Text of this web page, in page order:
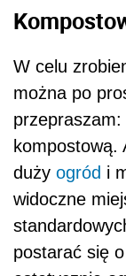
W celu
można po
kompostową.
duży ogród i
widoczne
postarać się